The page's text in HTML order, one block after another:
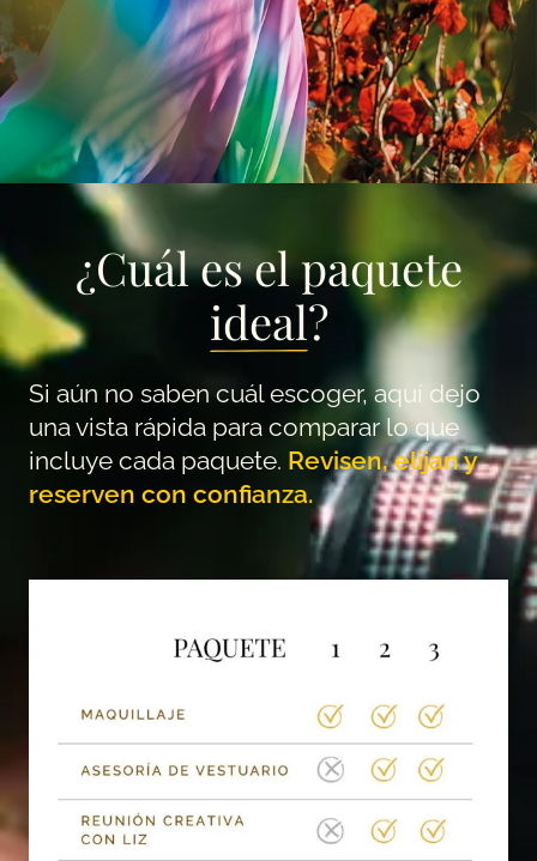
¿Cuál es el paquete
ideal?
Si aún no saben cuál escoger, aquí dejo
una vista rápida para comparar lo que
incluye cada paquete. Revisen, elijan y
reserven con confianza.